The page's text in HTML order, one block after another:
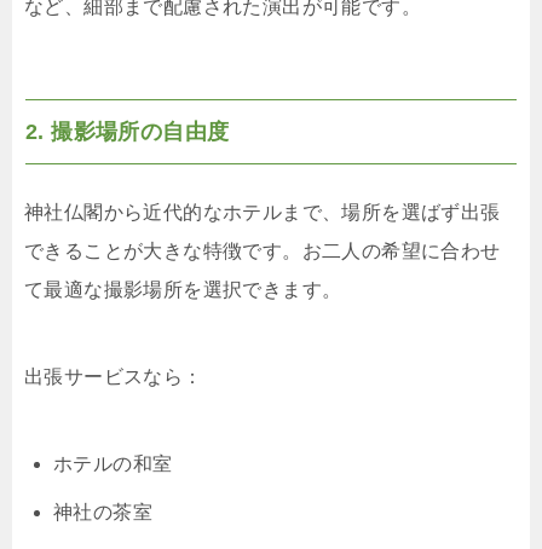
など、細部まで配慮された演出が可能です。
2. 撮影場所の自由度
神社仏閣から近代的なホテルまで、場所を選ばず出張
できることが大きな特徴です。お二人の希望に合わせ
て最適な撮影場所を選択できます。
出張サービスなら：
ホテルの和室
神社の茶室